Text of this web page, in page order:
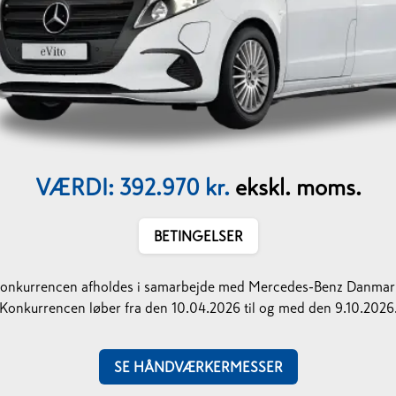
VÆRDI: 392.970 kr.ekskl. moms.
BETINGELSER
afholdes i samarbejde med Mercedes-Benz
løber fra den 10.04.2026 til og med den
SE HÅNDVÆRKERMESSER